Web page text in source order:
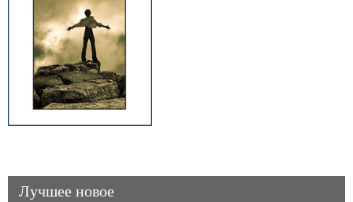
Лучшее новое